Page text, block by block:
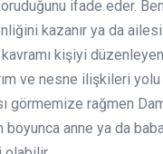
ifade eder.
kazanır ya da ailesi
kişiyi
ve nesne ilişkileri
görmemize rağmen
anne ya da